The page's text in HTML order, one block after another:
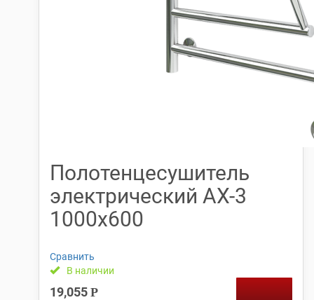
Полотенцесушитель
электрический АX-3
1000х600
Сравнить
В наличии
19,055 Р